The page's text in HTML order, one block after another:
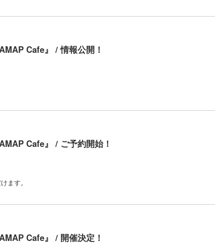
Cafe』 / 情報公開！
Cafe』 / ご予約開始！
ます。
Cafe』 / 開催決定！